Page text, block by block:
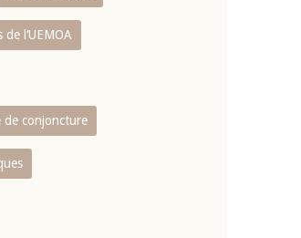
l‘UEMOA
de conjoncture